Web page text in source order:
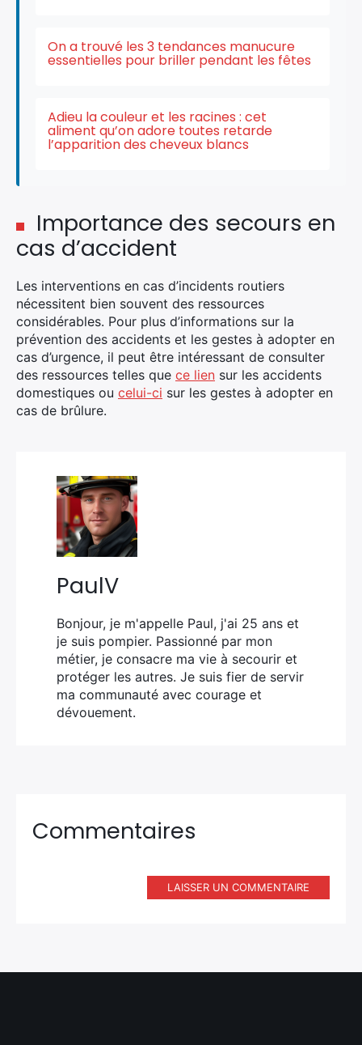
On a trouvé les 3 tendances manucure
essentielles pour briller pendant les fêtes
Adieu la couleur et les racines : cet
aliment qu’on adore toutes retarde
l’apparition des cheveux blancs
Importance des secours en
cas d’accident
Les interventions en cas d’incidents routiers
nécessitent bien souvent des ressources
considérables. Pour plus d’informations sur la
prévention des accidents et les gestes à adopter en
cas d’urgence, il peut être intéressant de consulter
des ressources telles que ce lien sur les accidents
domestiques ou celui-ci sur les gestes à adopter en
cas de brûlure.
PaulV
Bonjour, je m'appelle Paul, j'ai 25 ans et
je suis pompier. Passionné par mon
métier, je consacre ma vie à secourir et
protéger les autres. Je suis fier de servir
ma communauté avec courage et
dévouement.
Commentaires
LAISSER UN COMMENTAIRE